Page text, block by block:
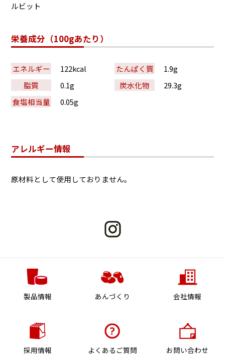
ルビット
栄養成分（100gあたり）
エネルギー 122kcal たんぱく質
1.9g
脂質
0.1g 炭水化物
29.3g
食塩相当量
0.05g
アレルギー情報
原材料として使用しておりません。
製品情報 あんづくり 会社情報
採用情報 よくあるご質問 お問い合わせ